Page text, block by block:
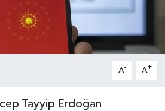
A- A+
Tayyip Erdoğan